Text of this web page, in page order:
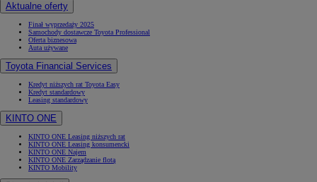
Aktualne oferty
Finał wyprzedaży 2025
Samochody dostawcze Toyota Professional
Oferta biznesowa
Auta używane
Toyota Financial Services
Kredyt niższych rat Toyota Easy
Kredyt standardowy
Leasing standardowy
KINTO ONE
KINTO ONE Leasing niższych rat
KINTO ONE Leasing konsumencki
KINTO ONE Najem
KINTO ONE Zarządzanie flotą
KINTO Mobility